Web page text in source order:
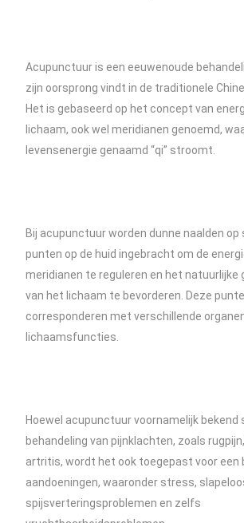
Acupunctuur is een eeuwenoude
zijn oorsprong vindt in de traditionele
Het is gebaseerd op het concept van
lichaam, ook wel meridianen genoemd,
levensenergie genaamd “qi” stroomt.
Bij acupunctuur worden dunne naalden op
punten op de huid ingebracht om de
meridianen te reguleren en het natuurlijke
van het lichaam te bevorderen. Deze
corresponderen met verschillende
lichaamsfuncties.
Hoewel acupunctuur voornamelijk bekend
behandeling van pijnklachten, zoals
artritis, wordt het ook toegepast voor een
aandoeningen, waaronder stress,
spijsverteringsproblemen en zelfs